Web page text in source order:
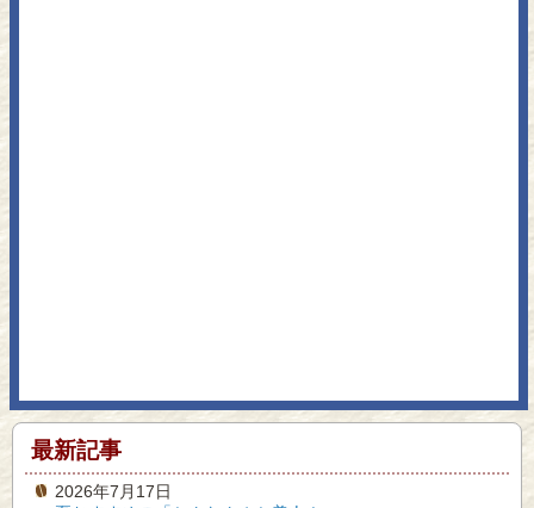
最新記事
2026年7月17日